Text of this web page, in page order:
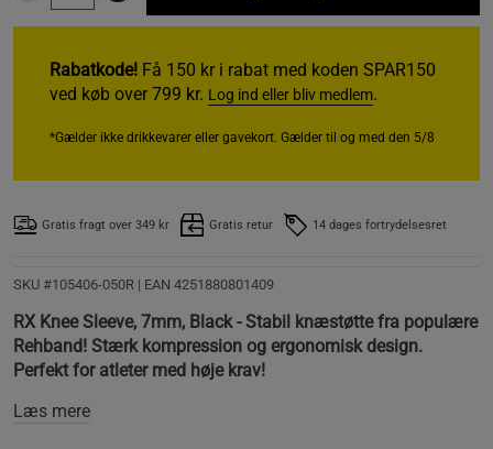
Rabatkode! Få 150 kr i rabat med koden SPAR150
ved køb over 799 kr. Log ind eller bliv medlem.
*Gælder ikke drikkevarer eller gavekort. Gælder til og med den 5/8
Gratis fragt over 349 kr Gratis retur 14 dages fortrydelsesret
SKU #105406-050R | EAN 4251880801409
RX Knee Sleeve, 7mm, Black - Stabil knæstøtte fra populære
Rehband! Stærk kompression og ergonomisk design.
Perfekt for atleter med høje krav!
Læs mere